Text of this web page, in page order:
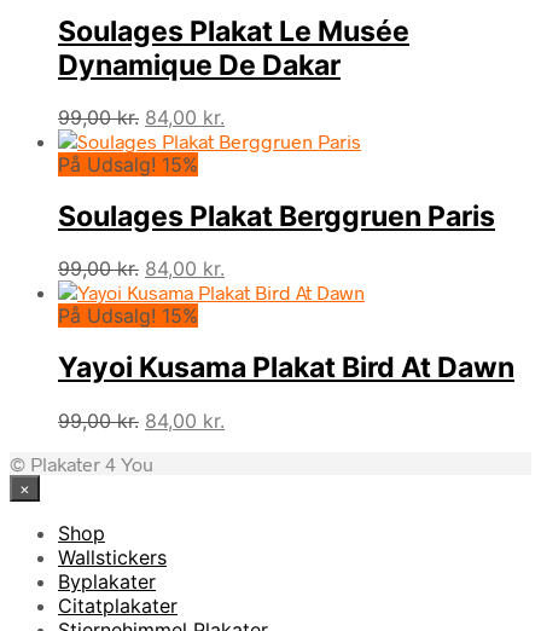
99,00 kr..84,00 kr..
Soulages Plakat Le Musée
Dynamique De Dakar
99,00kr. Den
oprindelige
pris
99,00 kr..
84,00 kr.
aktuelle
84,00 kr..
På Udsalg! 15%
Soulages Plakat Berggruen Paris
99,00kr. Den
oprindelige
pris
99,00 kr..
84,00 kr.
aktuelle
84,00 kr..
På Udsalg! 15%
Yayoi Kusama Plakat Bird At Dawn
99,00kr. Den
pris
84,00 kr.
© Plakater 4 You
×
Shop
Wallstickers
Byplakater
Citatplakater